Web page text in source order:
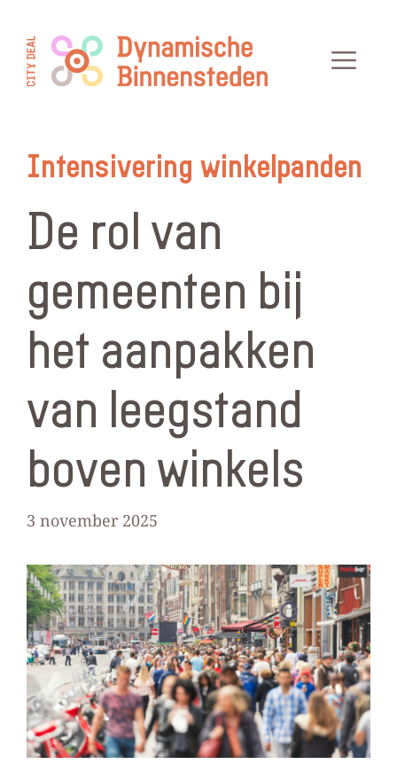
naar
inhoud
Intensivering winkelpanden
De rol van
gemeenten bij
het aanpakken
van leegstand
boven winkels
3 november 2025